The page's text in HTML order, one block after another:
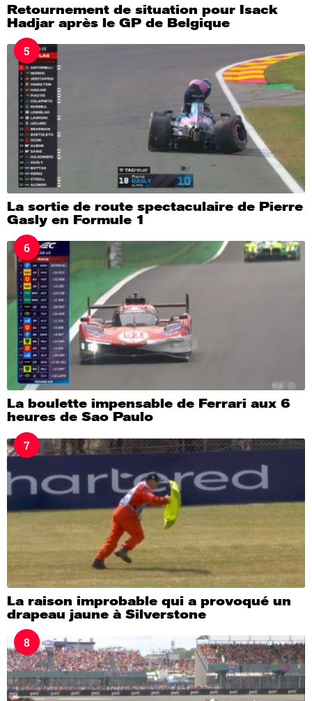
Retournement de situation pour Isack
Hadjar après le GP de Belgique
5
La sortie de route spectaculaire de Pierre
Gasly en Formule 1
6
La boulette impensable de Ferrari aux 6
heures de Sao Paulo
7
La raison improbable qui a provoqué un
drapeau jaune à Silverstone
8